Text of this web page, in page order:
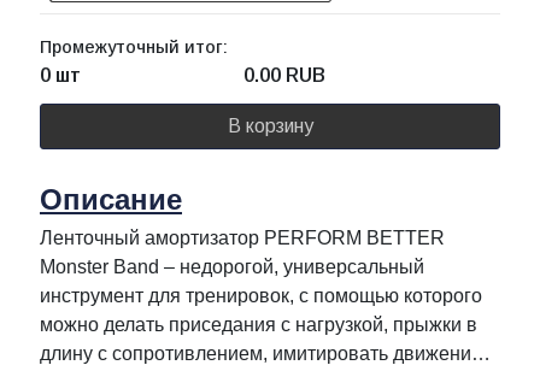
Промежуточный итог:
0 шт 0.00 RUB
В корзину
Описание
Ленточный амортизатор PERFORM BETTER
Monster Band – недорогой, универсальный
инструмент для тренировок, с помощью которого
можно делать приседания с нагрузкой, прыжки в
длину с сопротивлением, имитировать движений